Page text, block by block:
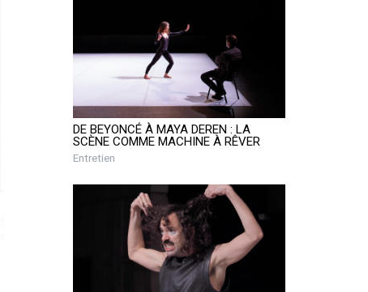
DE BEYONCÉ À MAYA DEREN : LA
SCÈNE COMME MACHINE À RÊVER
Entretien